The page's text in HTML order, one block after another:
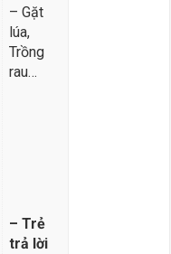
– Gặt
lúa,
Trồng
rau…
– Trẻ
trả lời